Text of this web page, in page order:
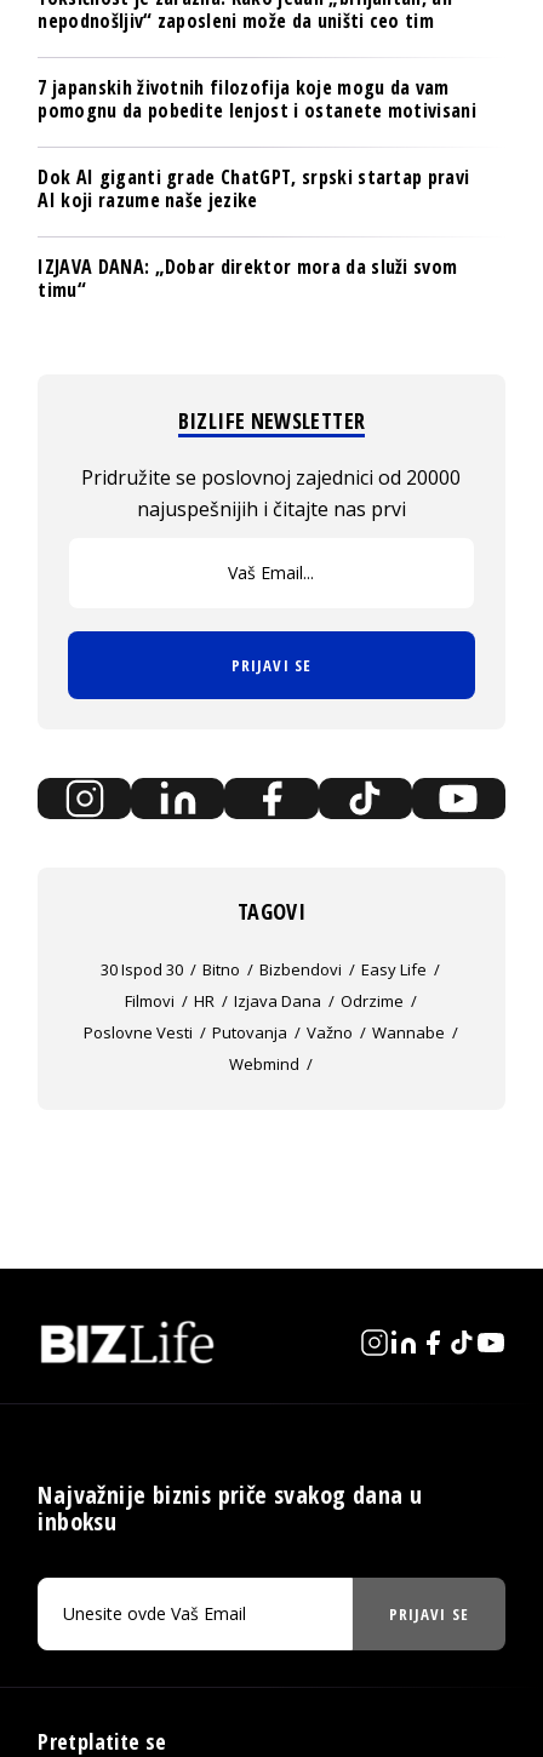
nepodnošljiv“ zaposleni može da uništi ceo tim
7 japanskih životnih filozofija koje mogu da vam
pomognu da pobedite lenjost i ostanete motivisani
Dok AI giganti grade ChatGPT, srpski startap pravi
AI koji razume naše jezike
IZJAVA DANA: „Dobar direktor mora da služi svom
timu“
BIZLIFE NEWSLETTER
Pridružite se poslovnoj zajednici od 20000
najuspešnijih i čitajte nas prvi
PRIJAVI SE
TAGOVI
30 Ispod 30 Bitno Bizbendovi
Easy Life
Filmovi
HR Izjava Dana
Odrzime
Poslovne Vesti
Putovanja Važno
Wannabe
Webmind
Najvažnije biznis priče svakog dana u
inboksu
PRIJAVI SE
Pretplatite se